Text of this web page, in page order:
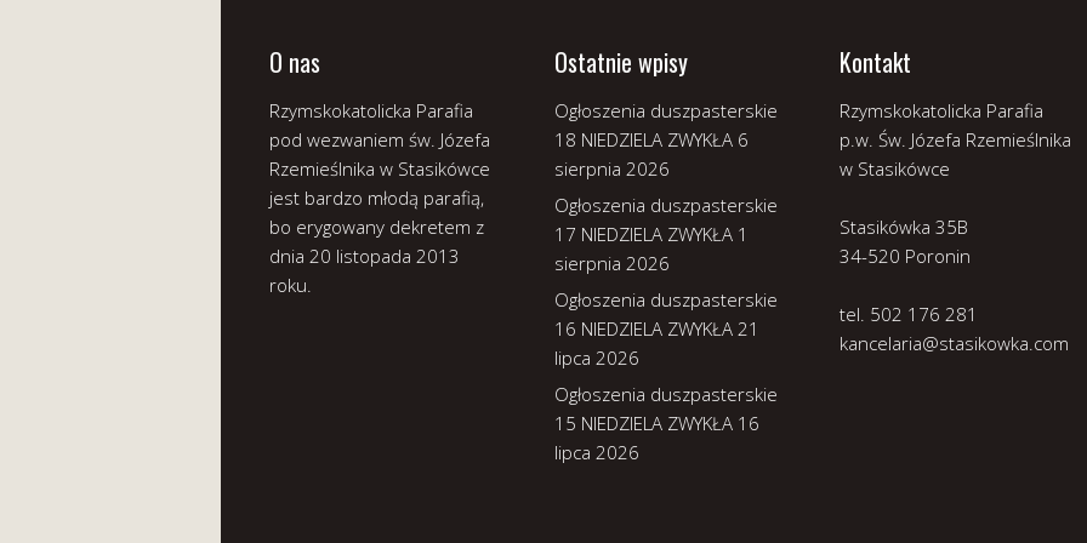
O nas
Rzymskokatolicka Parafia
pod wezwaniem św. Józefa
Rzemieślnika w Stasikówce
jest bardzo młodą parafią,
bo erygowany dekretem z
dnia 20 listopada 2013
roku.
Ostatnie wpisy
Ogłoszenia duszpasterskie
18 NIEDZIELA ZWYKŁA 6
sierpnia 2026
Ogłoszenia duszpasterskie
17 NIEDZIELA ZWYKŁA 1
sierpnia 2026
Ogłoszenia duszpasterskie
16 NIEDZIELA ZWYKŁA 21
lipca 2026
Ogłoszenia duszpasterskie
15 NIEDZIELA ZWYKŁA 16
lipca 2026
Kontakt
Rzymskokatolicka Parafia
p.w. Św. Józefa Rzemieślnika
w Stasikówce
Stasikówka 35B
34-520 Poronin
tel. 502 176 281
kancelaria@stasikowka.com